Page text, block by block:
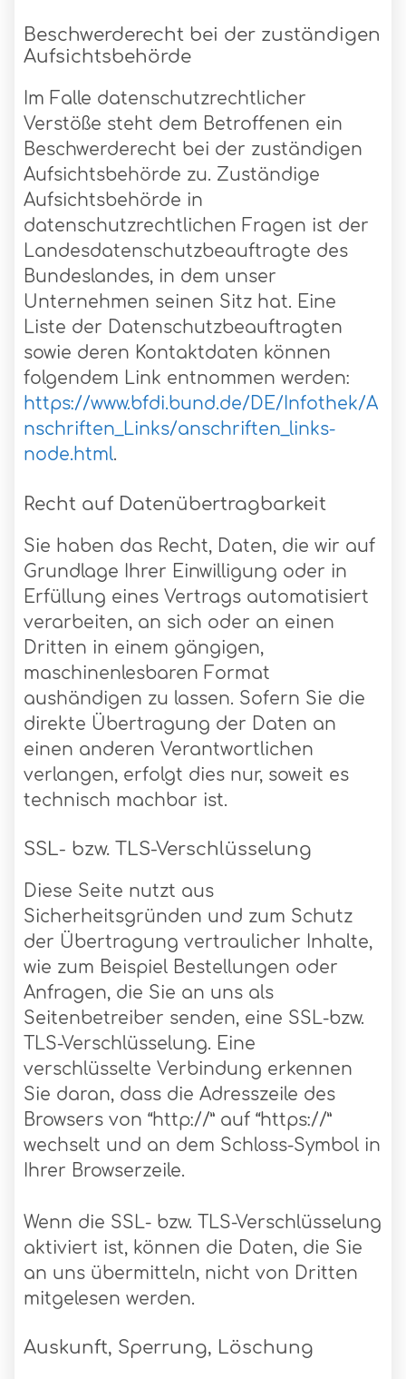
Beschwerderecht bei der zuständigen
Aufsichtsbehörde
Im Falle datenschutzrechtlicher
Verstöße steht dem Betroffenen ein
Beschwerderecht bei der zuständigen
Aufsichtsbehörde zu. Zuständige
Aufsichtsbehörde in
datenschutzrechtlichen Fragen ist der
Landesdatenschutzbeauftragte des
Bundeslandes, in dem unser
Unternehmen seinen Sitz hat. Eine
Liste der Datenschutzbeauftragten
sowie deren Kontaktdaten können
folgendem Link entnommen werden:
https://www.bfdi.bund.de/DE/Infothek/A
nschriften_Links/anschriften_links-
node.html.
Recht auf Datenübertragbarkeit
Sie haben das Recht, Daten, die wir auf
Grundlage Ihrer Einwilligung oder in
Erfüllung eines Vertrags automatisiert
verarbeiten, an sich oder an einen
Dritten in einem gängigen,
maschinenlesbaren Format
aushändigen zu lassen. Sofern Sie die
direkte Übertragung der Daten an
einen anderen Verantwortlichen
verlangen, erfolgt dies nur, soweit es
technisch machbar ist.
SSL- bzw. TLS-Verschlüsselung
Diese Seite nutzt aus
Sicherheitsgründen und zum Schutz
der Übertragung vertraulicher Inhalte,
wie zum Beispiel Bestellungen oder
Anfragen, die Sie an uns als
Seitenbetreiber senden, eine SSL-bzw.
TLS-Verschlüsselung. Eine
verschlüsselte Verbindung erkennen
Sie daran, dass die Adresszeile des
Browsers von “http://” auf “https://”
wechselt und an dem Schloss-Symbol in
Ihrer Browserzeile.
Wenn die SSL- bzw. TLS-Verschlüsselung
aktiviert ist, können die Daten, die Sie
an uns übermitteln, nicht von Dritten
mitgelesen werden.
Auskunft, Sperrung, Löschung